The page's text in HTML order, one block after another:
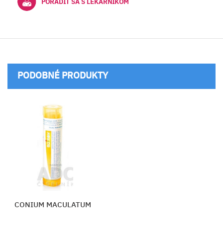
PODOBNÉ PRODUKTY
CONIUM MACULATUM